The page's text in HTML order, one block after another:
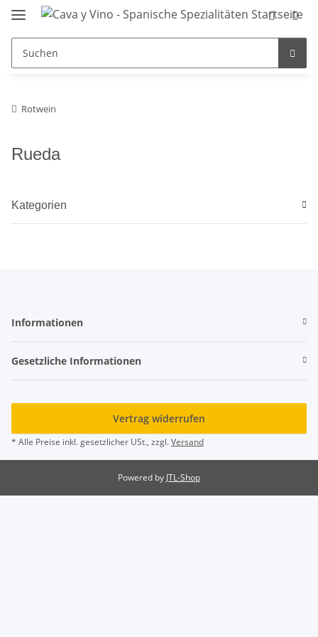
Rotwein
Rueda
Kategorien
Informationen
Gesetzliche Informationen
Vertrag widerrufen
* Alle Preise inkl. gesetzlicher USt., zzgl.Versand
Powered by JTL-Shop